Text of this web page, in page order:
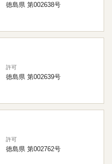
徳島県 第002638号
許可
徳島県 第002639号
許可
徳島県 第002762号